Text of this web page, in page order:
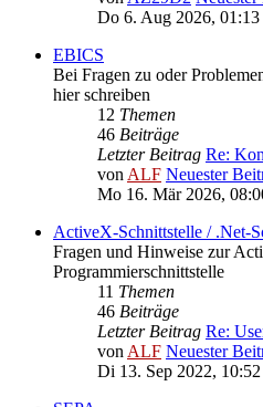
Do 6. Aug 2026, 01:13
EBICS
Bei Fragen zu oder
hier schreiben
12 Themen
46 Beiträge
Letzter Beitrag Re:
vonALF Neuester
Mo 16. Mär 2026,
ActiveX-Schnittstelle / .Net-
Fragen und Hinweise zur
Programmierschnittstelle
11 Themen
46 Beiträge
Letzter Beitrag Re:
vonALF Neuester
Di 13. Sep 2022, 10:52